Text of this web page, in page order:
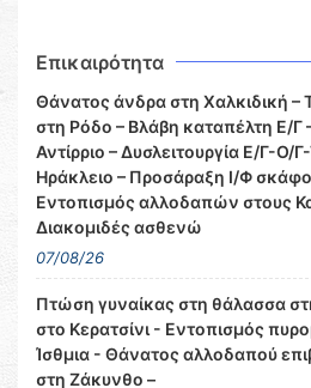
Επικαιρότητα
Θάνατος άνδρα στη Χαλκιδική –
στη Ρόδο – Βλάβη καταπέλτη Ε/Γ
Αντίρριο – Δυσλειτουργία Ε/Γ-Ο/
Ηράκλειο – Προσάραξη Ι/Φ
Εντοπισμός αλλοδαπών στους
Διακομιδές ασθενώ
07/08/26
Πτώση γυναίκας στη θάλασσα
στο Κερατσίνι - Εντοπισμός
Ίσθμια - Θάνατος αλλοδαπού
στη Ζάκυνθο –